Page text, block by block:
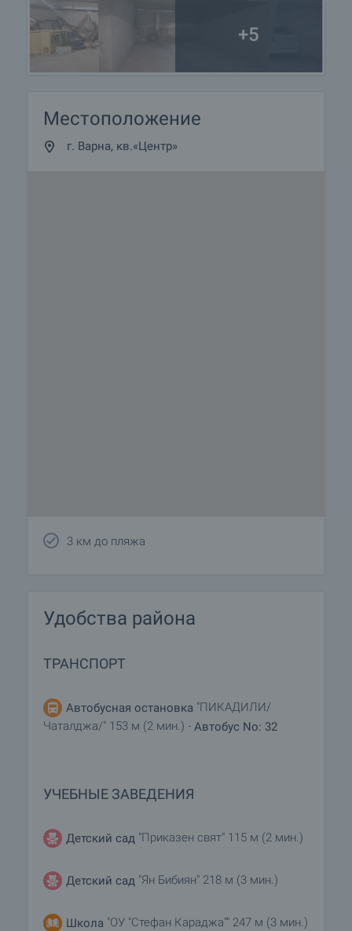
+5
Местоположение
г. Варна, кв.«Центр»
3 км до пляжа
Удобства района
ТРАНСПОРТ
Автобусная остановка "ПИКАДИЛИ/
Чаталджа/" 153 м (2 мин.) - Автобус No: 32
УЧЕБНЫЕ ЗАВЕДЕНИЯ
Детский сад "Приказен свят" 115 м (2 мин.)
Детский сад "Ян Бибиян" 218 м (3 мин.)
Школа "ОУ "Стефан Караджа"" 247 м (3 мин.)